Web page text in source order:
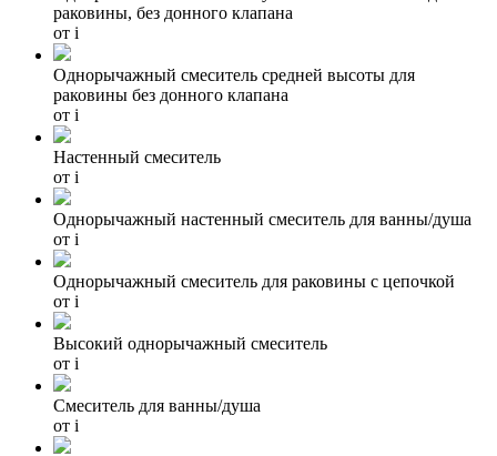
раковины, без донного клапана
от i
Однорычажный смеситель средней высоты для
раковины без донного клапана
от i
Hастенный смеситель
от i
Однорычажный настенный смеситель для ванны/душа
от i
Однорычажный смеситель для раковины с цепочкой
от i
Высокий однорычажный смеситель
от i
Cмеситель для ванны/душа
от i